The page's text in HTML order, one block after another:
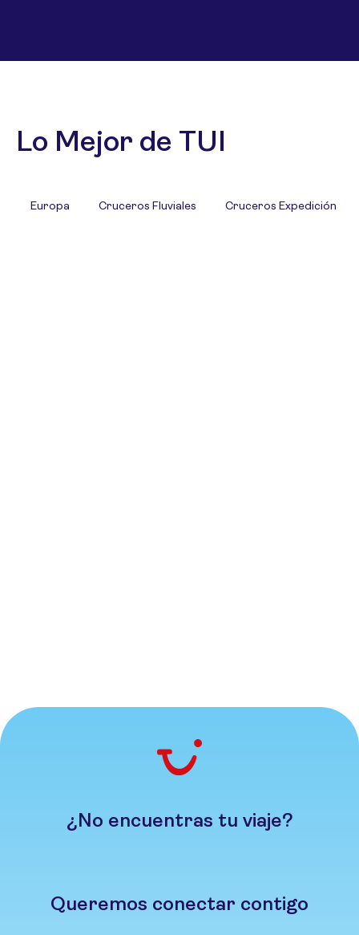
Lo Mejor de TUI
Europa Cruceros Fluviales Cruceros Expedición
¿No encuentras tu viaje?
Queremos conectar contigo